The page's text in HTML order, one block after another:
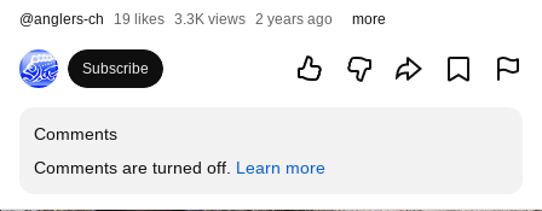
@anglers-ch 19 likes 3.3K views 2 years ago more
Subscribe
Comments
Comments are turned off. Learn more